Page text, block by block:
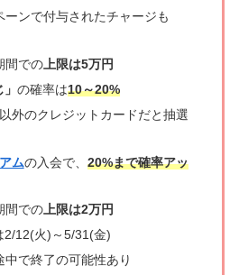
ーンで付与されたチャージも
間での上限は5万円
の確率は10～20%
外のクレジットカードだと抽選
ムの入会で、 20%まで確率アッ
間での上限は2万円
2/12(火)～5/31(金)
中で終了の可能性あり